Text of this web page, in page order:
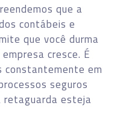
que a
contábeis e
que você durma
cresce. É
constantemente em
seguros
retaguarda esteja